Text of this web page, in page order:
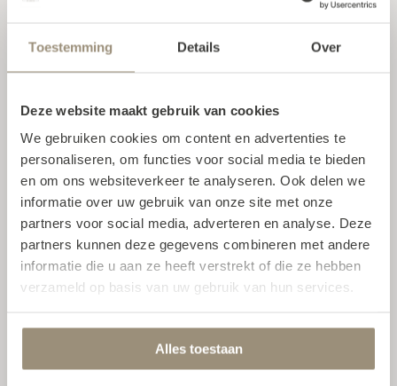
Toestemming Details Over
Deze website maakt gebruik van cookies
We gebruiken cookies om content en advertenties te
personaliseren, om functies voor social media te bieden
en om ons websiteverkeer te analyseren. Ook delen we
informatie over uw gebruik van onze site met onze
partners voor social media, adverteren en analyse. Deze
partners kunnen deze gegevens combineren met andere
informatie die u aan ze heeft verstrekt of die ze hebben
verzameld op basis van uw gebruik van hun services.
Alles toestaan
De montage ging erg soepel en
snel
gerealiseerd en ook de montage ging
erg soepel en snel. We zijn zo blij met
het eindresultaat. Als je een